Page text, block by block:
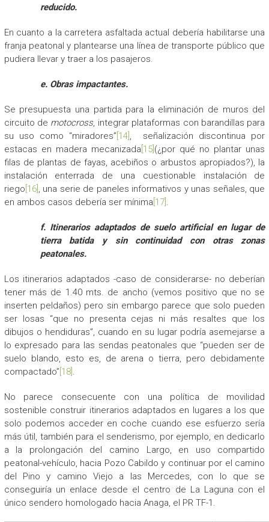
reducido.
En cuanto a la carretera asfaltada actual debería habilitarse una
franja peatonal y plantearse una línea de transporte público que
pudiera llevar y traer a los pasajeros.
e. Obras impactantes.
Se presupuesta una partida para la eliminación de muros del
circuito de motocross, integrar plataformas con barandillas para
su uso como “miradores” [14] , señalización discontinua por
estacas en madera mecanizada [15] (¿por qué no plantar unas
filas de plantas de fayas, acebiños o arbustos apropiados?), la
instalación enterrada de una cuestionable instalación de
riego [16] , una serie de paneles informativos y unas señales, que
en ambos casos debería ser mínima [17] .
f. Itinerarios adaptados de suelo artificial en lugar de
tierra batida y sin continuidad con otras zonas
peatonales.
Los itinerarios adaptados -caso de considerarse- no deberían
tener más de 1.40 mts. de ancho (vemos positivo que no se
inserten peldaños) pero sin embargo parece que solo pueden
ser losas “que no presenta cejas ni más resaltes que los
dibujos o hendiduras”, cuando en su lugar podría asemejarse a
lo expresado para las sendas peatonales que “pueden ser de
suelo blando, esto es, de arena o tierra, pero debidamente
compactado” [18] .
No parece consecuente con una política de movilidad
sostenible construir itinerarios adaptados en lugares a los que
solo podemos acceder en coche cuando ese esfuerzo sería
más útil, también para el senderismo, por ejemplo, en dedicarlo
a la prolongación del camino Largo, en uso compartido
peatonal-vehículo, hacia Pozo Cabildo y continuar por el camino
del Pino y camino Viejo a las Mercedes, con lo que se
conseguiría un enlace desde el centro de La Laguna con el
único sendero homologado hacia Anaga, el PR TF-1.